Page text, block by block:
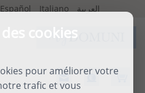
cookies
pour améliorer votre
trafic et vous
Español Italiano العربية